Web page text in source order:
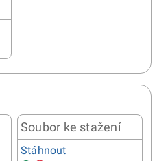
Soubor ke stažení
Stáhnout